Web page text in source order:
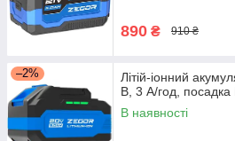
890 ₴ 910 ₴
–2%
Літій-іонний
В, 3 А/год, посадка
В наявності